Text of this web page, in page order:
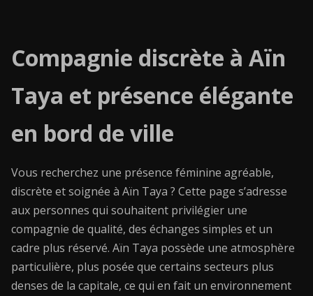
Compagnie discrète à Aïn
Taya et présence élégante
en bord de ville
Vous recherchez une présence féminine agréable,
discrète et soignée à Aïn Taya ? Cette page s’adresse
aux personnes qui souhaitent privilégier une
compagnie de qualité, des échanges simples et un
cadre plus réservé. Aïn Taya possède une atmosphère
particulière, plus posée que certains secteurs plus
denses de la capitale, ce qui en fait un environnement